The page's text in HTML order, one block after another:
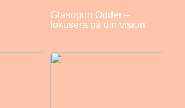
Glasögon Odder –
fokusera på din vision